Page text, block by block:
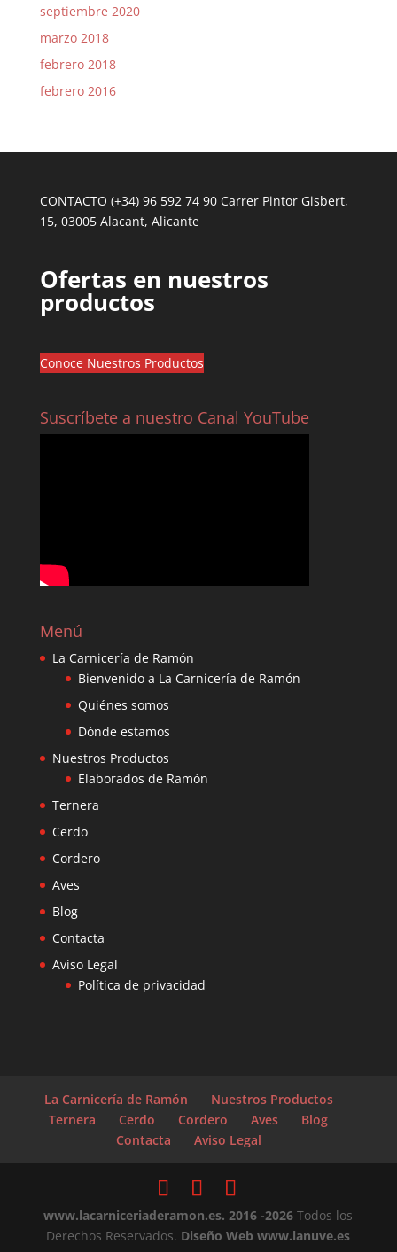
septiembre 2020
marzo 2018
febrero 2018
febrero 2016
CONTACTO (+34) 96 592 74 90 Carrer Pintor Gisbert,
15, 03005 Alacant, Alicante
Ofertas en nuestros
productos
Conoce Nuestros Productos
Suscríbete a nuestro Canal YouTube
Menú
La Carnicería de Ramón
Bienvenido a La Carnicería de Ramón
Quiénes somos
Dónde estamos
Nuestros Productos
Elaborados de Ramón
Ternera
Cerdo
Cordero
Aves
Blog
Contacta
Aviso Legal
Política de privacidad
La Carnicería de Ramón
Nuestros Productos
Ternera
Cerdo Cordero Aves
Blog
Contacta
Aviso Legal
www.lacarniceriaderamon.es. 2016 -2026 Todos los
Derechos Reservados. Diseño Web www.lanuve.es